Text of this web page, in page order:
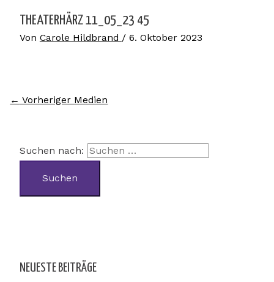
THEATERHÄRZ 11_05_23 45
Von Carole Hildbrand / 6. Oktober 2023
← Vorheriger Medien
Suchen nach:
NEUESTE BEITRÄGE